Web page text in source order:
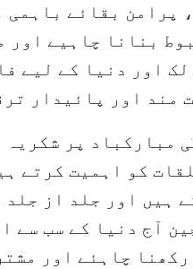
پرامن بقائے
بنانا چاہیے اور
اور دنیا کے لیے
مند اور پائیدار
مبارکباد پر
کو اہمیت کرتے
ہیں اور جلد از جلد
آج دنیا کے سب سے
چاہئے اور